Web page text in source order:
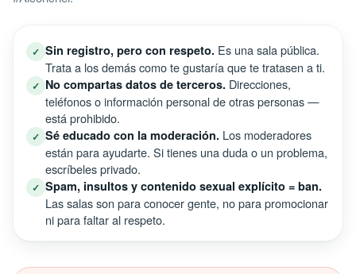
✓ Sin registro, pero con respeto. Es una sala pública.
Trata a los demás como te gustaría que te tratasen a ti.
✓ No compartas datos de terceros. Direcciones,
teléfonos o información personal de otras personas —
está prohibido.
✓ Sé educado con la moderación. Los moderadores
están para ayudarte. Si tienes una duda o un problema,
escríbeles privado.
✓ Spam, insultos y contenido sexual explícito = ban.
Las salas son para conocer gente, no para promocionar
ni para faltar al respeto.